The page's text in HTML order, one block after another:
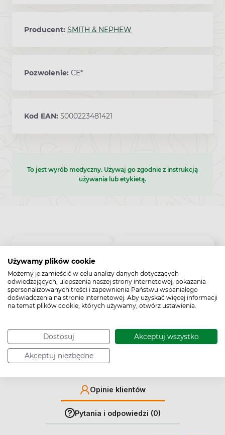
Używamy plików cookie
Możemy je zamieścić w celu analizy danych dotyczących
odwiedzających, ulepszenia naszej strony internetowej, pokazania
spersonalizowanych treści i zapewnienia Państwu wspaniałego
doświadczenia na stronie internetowej. Aby uzyskać więcej informacji
na temat plików cookie, których używamy, otwórz ustawienia.
Dostosuj Akceptuj wszystko
Akceptuj niezbędne
Producent: SMITH & NEPHEW
Pozwolenie: CE*
Kod EAN: 5000223481421
To jest wyrób medyczny. Używaj go zgodnie z instrukcją
używania lub etykietą.
5.0
1opinii klientów
z całego okresu
zebranych i zweryfikowanych przez
4
3
2
Opinie klientów
Pytania i odpowiedzi (0)